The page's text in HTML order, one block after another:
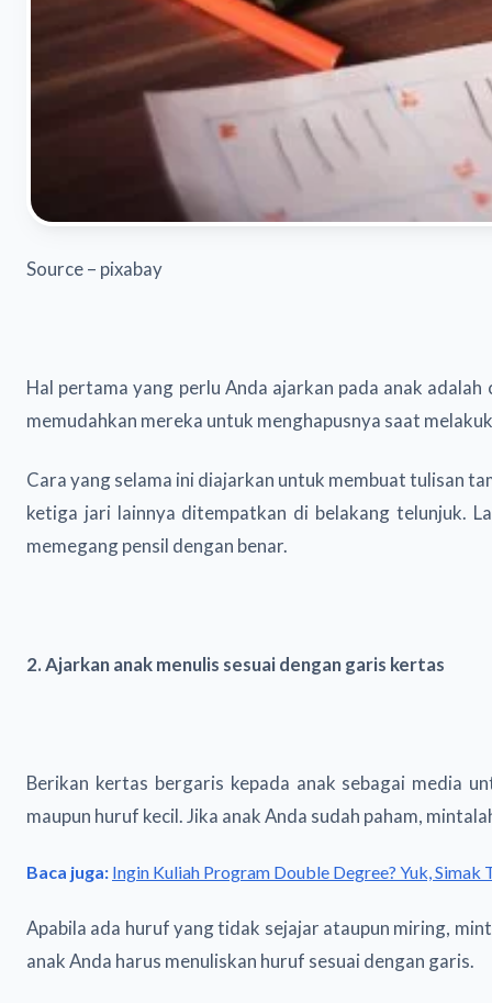
Source – pixabay
Hal pertama yang perlu Anda ajarkan pada anak
memudahkan mereka untuk menghapusnya saat
Cara yang selama ini diajarkan untuk membuat tulisan
ketiga jari lainnya ditempatkan di belakang telunjuk.
memegang pensil dengan benar.
2. Ajarkan anak menulis sesuai dengan garis kertas
Berikan kertas bergaris kepada anak sebagai media
maupun huruf kecil. Jika anak Anda sudah paham,
Baca juga: Ingin Kuliah Program Double Degree? Yuk, Simak
Apabila ada huruf yang tidak sejajar ataupun miring,
anak Anda harus menuliskan huruf sesuai dengan garis.